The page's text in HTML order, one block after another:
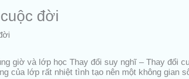
đời
giờ và lớp học Thay đổi suy nghĩ – Thay đổi
của lớp rất nhiệt tình tạo nên một không gian